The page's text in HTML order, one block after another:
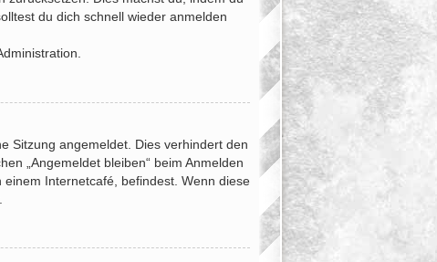
du dich schnell wieder anmelden
Sitzung angemeldet. Dies verhindert den
„Angemeldet bleiben“ beim Anmelden
Internetcafé, befindest. Wenn diese